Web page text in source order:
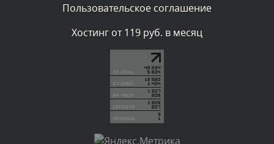
Комментарий проверяется
Текст комментария будет виден после проверки
Комментарий проверяется
Текст комментария будет виден после проверки
администратором.
Пользовательское соглашение
Хостинг от 119 руб. в месяц